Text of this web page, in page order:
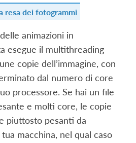
resa dei fotogrammi
animazioni in
esegue il multithreading
copie dell’immagine, con
dal numero di core
processore. Se hai un file
e molti core, le copie
piuttosto pesanti da
macchina, nel qual caso